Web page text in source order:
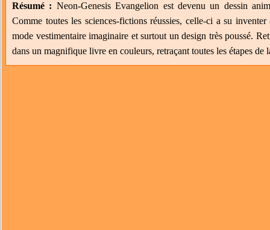
Résumé : Neon-Genesis Evangelion est devenu un dessin
Comme toutes les sciences-fictions réussies, celle-ci a su
mode vestimentaire imaginaire et surtout un design très poussé.
dans un magnifique livre en couleurs, retraçant toutes les étapes de